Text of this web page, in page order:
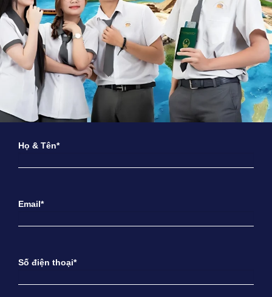
Họ & Tên*
Email*
Số điện thoại*